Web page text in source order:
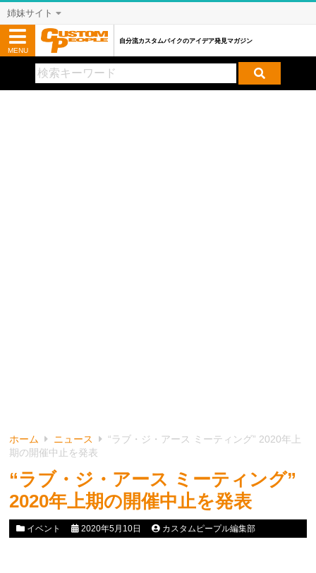
ホーム ニュース
“ラブ・ジ・アース ミーティング” 2020年上
期の開催中止を発表
“ラブ・ジ・アース ミーティング”
2020年上期の開催中止を発表
イベント 2020年5月10日 カスタムピープル編集部
姉妹サイト
MENU
自分流カスタムバイクのアイデア発見マガジン